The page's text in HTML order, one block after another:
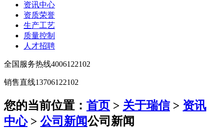
资讯中心
资质荣誉
生产工艺
质量控制
人才招聘
全国服务热线4006122102
销售直线13706122102
您的当前位置： 首页 > 关于瑞信> 资讯
中心> 公司新闻公司新闻